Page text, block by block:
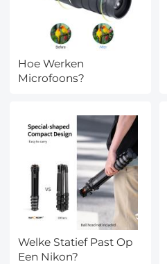
Hoe Werken
Microfoons?
Welke Statief Past Op
Een Nikon?